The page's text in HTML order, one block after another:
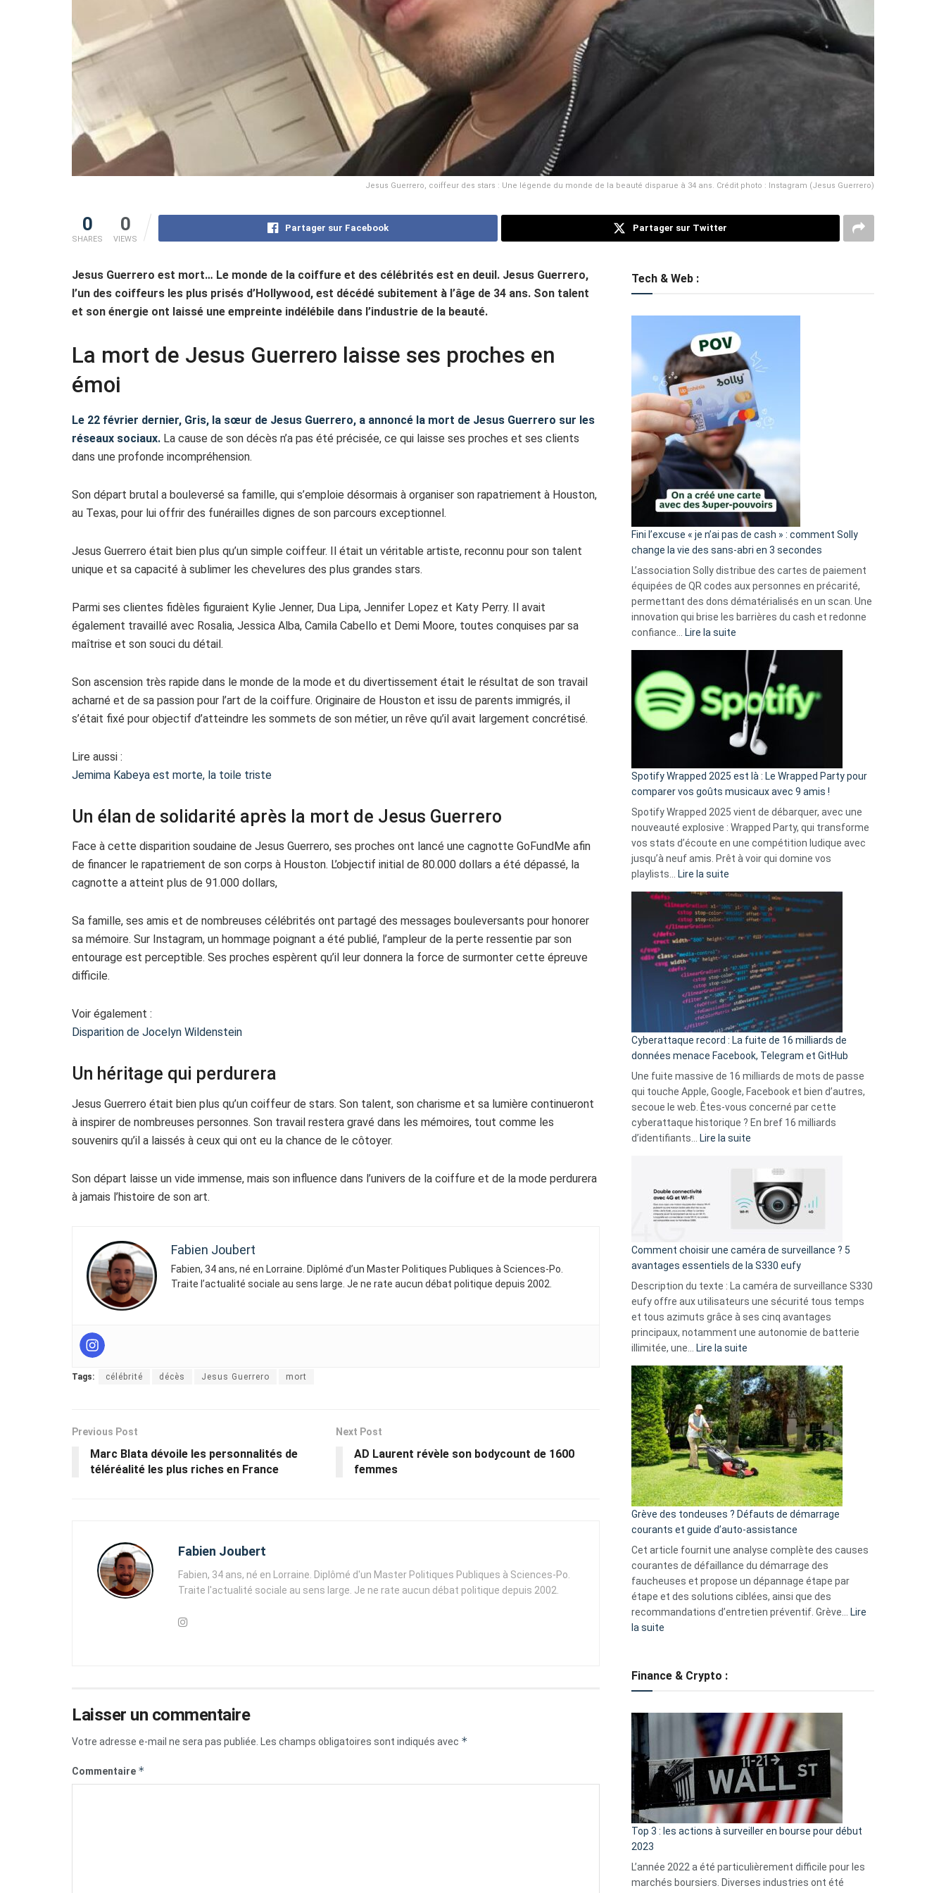
Jesus Guerrero, coiffeur des stars : Une légende du monde de la beauté disparue à 34 ans. Crédit photo : Instagram (Jesus Guerrero)
0
SHARES
0
VIEWS
Partager sur Facebook Partager sur Twitter
Jesus Guerrero est mort… Le monde de la coiffure et des célébrités est en deuil. Jesus Guerrero,
l’un des coiffeurs les plus prisés d’Hollywood, est décédé subitement à l’âge de 34 ans. Son talent
et son énergie ont laissé une empreinte indélébile dans l’industrie de la beauté.
La mort de Jesus Guerrero laisse ses proches en
émoi
Le 22 février dernier, Gris, la sœur de Jesus Guerrero, a annoncé la mort de Jesus Guerrero sur les
réseaux sociaux. La cause de son décès n’a pas été précisée, ce qui laisse ses proches et ses clients
dans une profonde incompréhension.
Son départ brutal a bouleversé sa famille, qui s’emploie désormais à organiser son rapatriement à Houston,
au Texas, pour lui offrir des funérailles dignes de son parcours exceptionnel.
Jesus Guerrero était bien plus qu’un simple coiffeur. Il était un véritable artiste, reconnu pour son talent
unique et sa capacité à sublimer les chevelures des plus grandes stars.
Parmi ses clientes fidèles figuraient Kylie Jenner, Dua Lipa, Jennifer Lopez et Katy Perry. Il avait
également travaillé avec Rosalia, Jessica Alba, Camila Cabello et Demi Moore, toutes conquises par sa
maîtrise et son souci du détail.
Son ascension très rapide dans le monde de la mode et du divertissement était le résultat de son travail
acharné et de sa passion pour l’art de la coiffure. Originaire de Houston et issu de parents immigrés, il
s’était fixé pour objectif d’atteindre les sommets de son métier, un rêve qu’il avait largement concrétisé.
Lire aussi :
Jemima Kabeya est morte, la toile triste
Un élan de solidarité après la mort de Jesus Guerrero
Face à cette disparition soudaine de Jesus Guerrero, ses proches ont lancé une cagnotte GoFundMe afin
de financer le rapatriement de son corps à Houston. L’objectif initial de 80.000 dollars a été dépassé, la
cagnotte a atteint plus de 91.000 dollars,
Sa famille, ses amis et de nombreuses célébrités ont partagé des messages bouleversants pour honorer
sa mémoire. Sur Instagram, un hommage poignant a été publié, l’ampleur de la perte ressentie par son
entourage est perceptible. Ses proches espèrent qu’il leur donnera la force de surmonter cette épreuve
difficile.
Voir également :
Disparition de Jocelyn Wildenstein
Un héritage qui perdurera
Jesus Guerrero était bien plus qu’un coiffeur de stars. Son talent, son charisme et sa lumière continueront
à inspirer de nombreuses personnes. Son travail restera gravé dans les mémoires, tout comme les
souvenirs qu’il a laissés à ceux qui ont eu la chance de le côtoyer.
Son départ laisse un vide immense, mais son influence dans l’univers de la coiffure et de la mode perdurera
à jamais l’histoire de son art.
Fabien Joubert
Fabien, 34 ans, né en Lorraine. Diplômé d’un Master Politiques Publiques à Sciences-Po.
Traite l’actualité sociale au sens large. Je ne rate aucun débat politique depuis 2002.
Tags: célébrité décès Jesus Guerrero mort
Previous Post
Marc Blata dévoile les personnalités de
téléréalité les plus riches en France
Next Post
AD Laurent révèle son bodycount de 1600
femmes
Fabien Joubert
Fabien, 34 ans, né en Lorraine. Diplômé d'un Master Politiques Publiques à Sciences-Po.
Traite l'actualité sociale au sens large. Je ne rate aucun débat politique depuis 2002.
Laisser un commentaire
Votre adresse e-mail ne sera pas publiée. Les champs obligatoires sont indiqués avec *
Commentaire *
Tech & Web :
Fini l’excuse « je n’ai pas de cash » : comment Solly
change la vie des sans-abri en 3 secondes
L’association Solly distribue des cartes de paiement
équipées de QR codes aux personnes en précarité,
permettant des dons dématérialisés en un scan. Une
innovation qui brise les barrières du cash et redonne
confiance…
Lire la suite
l’excuse
je
n’ai
pas
de
cash
»
Solly
change
la
vie
sans-
abri
en
3
secondes
Spotify Wrapped 2025 est là : Le Wrapped Party pour
comparer vos goûts musicaux avec 9 amis !
Spotify Wrapped 2025 vient de débarquer, avec une
nouveauté explosive : Wrapped Party, qui transforme
vos stats d’écoute en une compétition ludique avec
jusqu’à neuf amis. Prêt à voir qui domine vos
playlists…
Lire la suite
Wrapped
2025
est
:
Le
Wrapped
Party
pour
comparer
vos
goûts
musicaux
avec
9
amis
Cyberattaque record : La fuite de 16 milliards de
données menace Facebook, Telegram et GitHub
Une fuite massive de 16 milliards de mots de passe
qui touche Apple, Google, Facebook et bien d’autres,
secoue le web. Êtes-vous concerné par cette
cyberattaque historique ? En bref 16 milliards
d’identifiants…
Lire la suite
record
La
fuite
16
milliards
données
menace
Facebook,
Telegram
GitHub
Comment choisir une caméra de surveillance ? 5
avantages essentiels de la S330 eufy
Description du texte : La caméra de surveillance S330
eufy offre aux utilisateurs une sécurité tous temps
et tous azimuts grâce à ses cinq avantages
principaux, notamment une autonomie de batterie
illimitée, une…
Lire la suite
choisir
une
caméra
de
surveillance
?
5
avantages
essentiels
de
la
S330
eufy
Grève des tondeuses ? Défauts de démarrage
courants et guide d’auto-assistance
Cet article fournit une analyse complète des causes
courantes de défaillance du démarrage des
faucheuses et propose un dépannage étape par
étape et des solutions ciblées, ainsi que des
recommandations d’entretien préventif. Grève…
Lire
la suite
tondeuses
démarrage
courants
et
guide
d’auto-
assistance
Finance & Crypto :
Top 3 : les actions à surveiller en bourse pour début
2023
L’année 2022 a été particulièrement difficile pour les
marchés boursiers. Diverses industries ont été